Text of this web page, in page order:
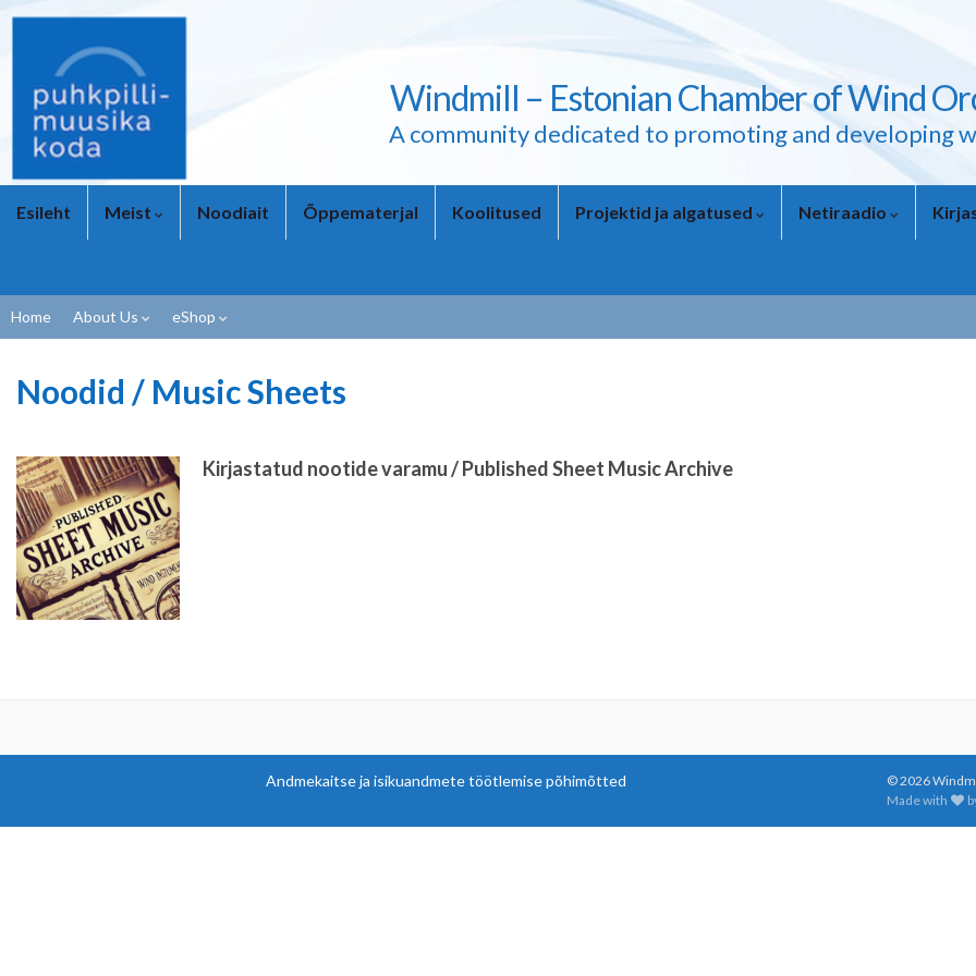
Windmill – Estonian Chamber of Wind
A community dedicated to promoting and developing
Esileht Meist Noodiait Õppematerjal Koolitused Projektid ja algatused Netiraadio
Home About Us eShop
Noodid / Music Sheets
Kirjastatud nootide varamu / Published Sheet Music Archive
Andmekaitse ja isikuandmete töötlemise põhimõtted
© 2026
Made with